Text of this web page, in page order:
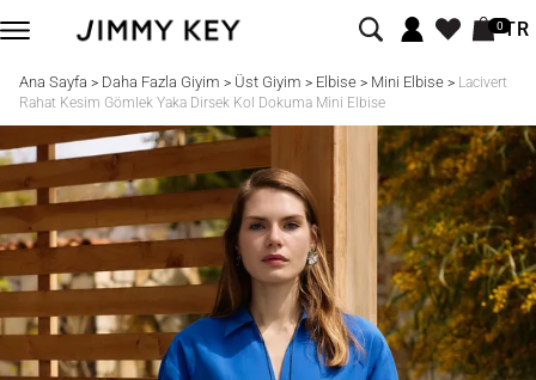
0TR
Ana Sayfa > Daha Fazla Giyim > Üst Giyim > Elbise> Mini Elbise> Lacivert
Rahat Kesim Gömlek Yaka Dirsek Kol Dokuma Mini Elbise